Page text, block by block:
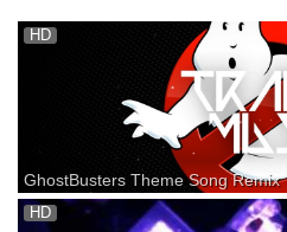
HD
GhostBusters Theme Song Remix
GhostBusters Theme Song Remix
HD